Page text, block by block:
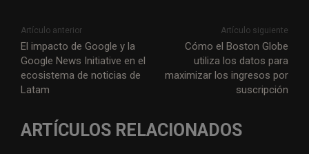
Artículo anterior
El impacto de Google y la
Google News Initiative en el
ecosistema de noticias de
Latam
Artículo siguiente
Cómo el Boston Globe
utiliza los datos para
maximizar los ingresos por
suscripción
ARTÍCULOS RELACIONADOS